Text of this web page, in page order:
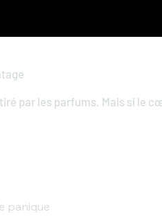
par les parfums. Mais si le
panique